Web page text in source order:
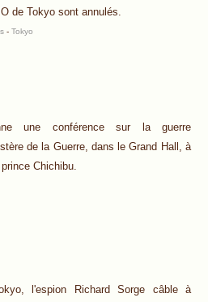
de Tokyo sont annulés.
- Tokyo
une conférence sur la guerre
de la Guerre, dans le Grand Hall, à
Chichibu.
l'espion Richard Sorge câble à